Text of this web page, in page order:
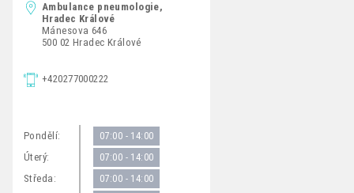
Ambulance pneumologie,
Hradec Králové
Mánesova 646
500 02 Hradec Králové
+420277000222
Pondělí: 07:00 - 14:00
Úterý: 07:00 - 14:00
Středa: 07:00 - 14:00